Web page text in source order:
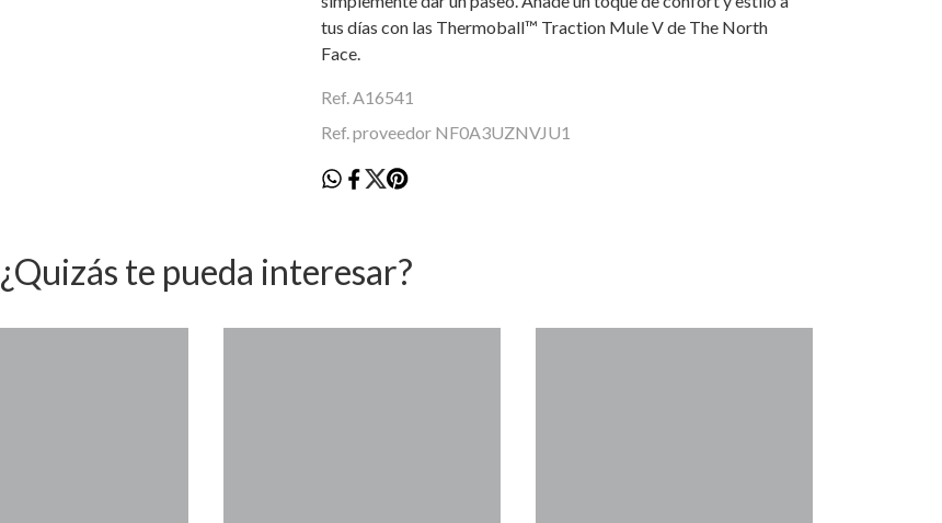
tus días con las Thermoball™ Traction Mule V de The North
Face.
Ref. A16541
Ref. proveedor NF0A3UZNVJU1
¿Quizás te pueda interesar?